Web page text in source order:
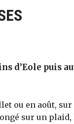
d’Eole puis
ou en août,
sur un